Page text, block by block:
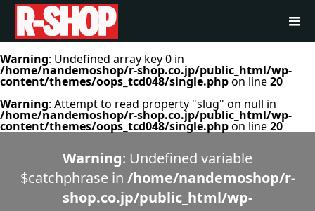
Warning: Undefined array key 0 in
/home/nandemoshop/r-shop.co.jp/public_html/wp-
content/themes/oops_tcd048/single.phpon line20
Warning: Attempt to read property "slug" on null in
/home/nandemoshop/r-shop.co.jp/public_html/wp-
content/themes/oops_tcd048/single.phpon line20
Warning: Undefined variable
$catchphrase in /home/nandemoshop/r-
shop.co.jp/public_html/wp-